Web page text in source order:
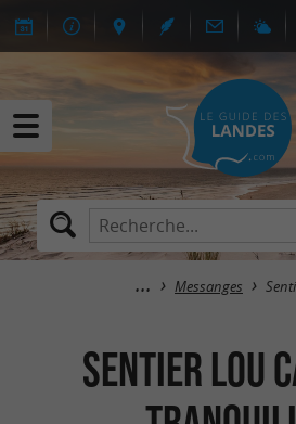
Messanges
Sentier Lou